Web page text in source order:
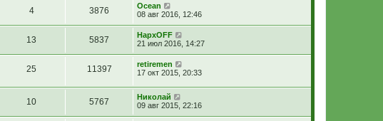
4 3876
Ocean
08 авг 2016, 12:46
13 5837
НархOFF
21 июл 2016, 14:27
25 11397
retiremen
17 окт 2015, 20:33
10 5767
Николай
09 авг 2015, 22:16